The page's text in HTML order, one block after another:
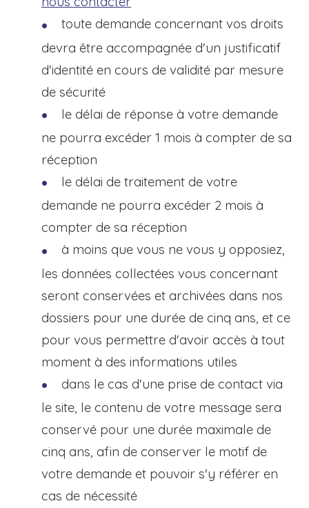
toute demande concernant vos droits
devra être accompagnée d'un justificatif
d'identité en cours de validité par mesure
de sécurité
le délai de réponse à votre demande
ne pourra excéder 1 mois à compter de sa
réception
le délai de traitement de votre
demande ne pourra excéder 2 mois à
compter de sa réception
à moins que vous ne vous y opposiez,
les données collectées vous concernant
seront conservées et archivées dans nos
dossiers pour une durée de cinq ans, et ce
pour vous permettre d'avoir accès à tout
moment à des informations utiles
dans le cas d'une prise de contact via
le site, le contenu de votre message sera
conservé pour une durée maximale de
cinq ans, afin de conserver le motif de
votre demande et pouvoir s'y référer en
cas de nécessité